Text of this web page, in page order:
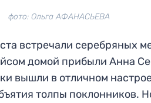
фото: Ольга АФАНАСЬЕВА
встречали серебряных
домой прибыли Анна
вышли в отличном
толпы поклонников.